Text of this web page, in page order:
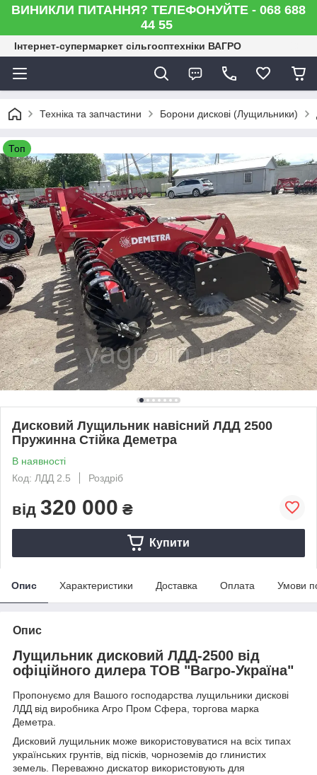
ВИНИКЛИ ПИТАННЯ? ТЕЛЕФОНУЙТЕ - 068 688
44 55
Інтернет-супермаркет сільгосптехніки ВАГРО
Техніка та запчастини Борони дискові (Лущильники)
Топ
Дисковий Лущильник навісний ЛДД 2500
Пружинна Стійка Деметра
В наявності
Код: ЛДД 2.5
Роздріб
від 320 000 ₴
Купити
Опис Характеристики Доставка Оплата Умови
Опис
Лущильник дисковий ЛДД-2500 від
офіційного дилера ТОВ "Вагро-Україна"
Пропонуємо для Вашого господарства лущильники дискові
ЛДД від виробника Агро Пром Сфера, торгова марка
Деметра.
Дисковий лущильник може використовуватися на всіх типах
українських грунтів, від пісків, чорноземів до глинистих
земель. Переважно дискатор використовують для